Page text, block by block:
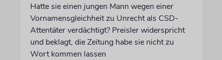
Hatte sie einen jungen Mann wegen einer
Vornamensgleichheit zu Unrecht als CSD-
Attentäter verdächtigt? Preisler widerspricht
und beklagt, die Zeitung habe sie nicht zu
Wort kommen lassen